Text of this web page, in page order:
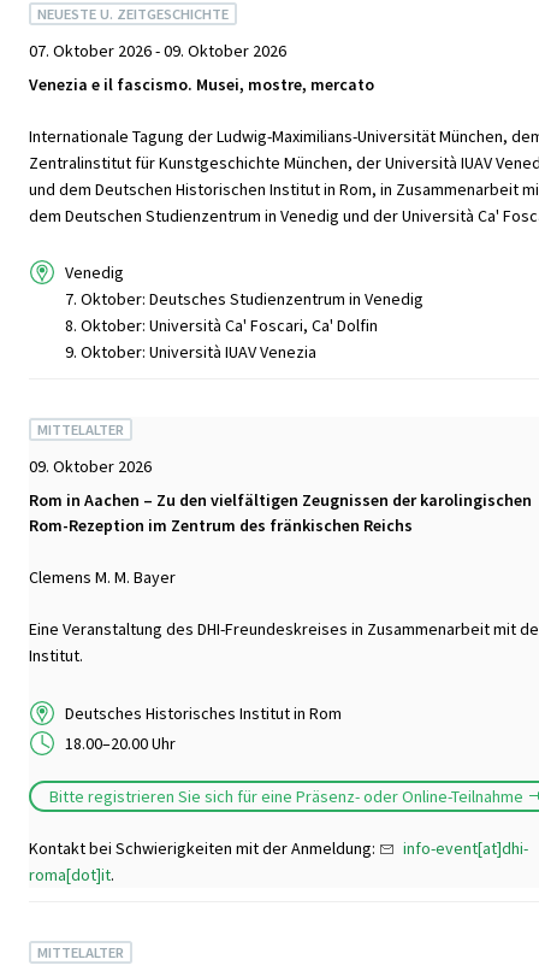
NEUESTE U. ZEITGESCHICHTE
07. Oktober 2026 - 09. Oktober 2026
Venezia e il fascismo. Musei, mostre, mercato
Internationale Tagung der Ludwig-Maximilians-Universität München,
Zentralinstitut für Kunstgeschichte München, der Università IUAV
und dem Deutschen Historischen Institut in Rom, in Zusammenarbeit
dem Deutschen Studienzentrum in Venedig und der Università Ca'
Venedig
7. Oktober: Deutsches Studienzentrum in Venedig
8. Oktober: Università Ca' Foscari, Ca' Dolfin
9. Oktober: Università IUAV Venezia
MITTELALTER
09. Oktober 2026
Rom in Aachen – Zu den vielfältigen Zeugnissen der karolingischen
Rom-Rezeption im Zentrum des fränkischen Reichs
Clemens M. M. Bayer
Eine Veranstaltung des DHI-Freundeskreises in Zusammenarbeit mit
Institut.
Deutsches Historisches Institut in Rom
18.00–20.00 Uhr
Bitte registrieren Sie sich für eine Präsenz- oder Online-Teilnahme
Kontakt bei Schwierigkeiten mit der Anmeldung:
info-event[at]dhi-
roma[dot]it.
MITTELALTER